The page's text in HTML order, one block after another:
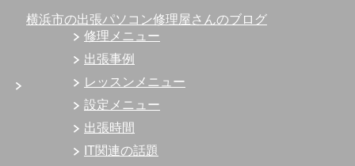
横浜市の出張パソコン修理屋さんのブログ
修理メニュー
出張事例
レッスンメニュー
設定メニュー
出張時間
IT関連の話題